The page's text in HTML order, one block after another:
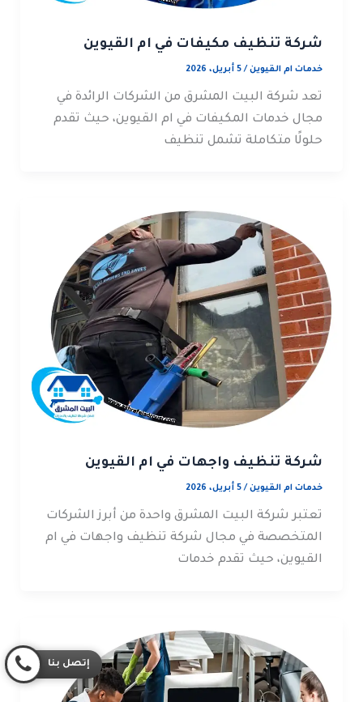
شركة تنظيف مكيفات في ام القيوين
خدمات ام القيوين/5 أبريل، 2026
تعد شركة البيت المشرق من الشركات الرائدة في
مجال خدمات المكيفات في ام القيوين، حيث تقدم
حلولًا متكاملة تشمل تنظيف
شركة تنظيف واجهات في ام القيوين
خدمات ام القيوين/5 أبريل، 2026
تعتبر شركة البيت المشرق واحدة من أبرز الشركات
المتخصصة في مجال شركة تنظيف واجهات في ام
القيوين، حيث تقدم خدمات
إتصل بنا